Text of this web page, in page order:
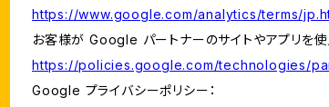
https://www.google.com/analytics/terms/
お客様が Google パートナーのサイトやアプリを
https://policies.google.com/technologies/
Google プライバシーポリシー：